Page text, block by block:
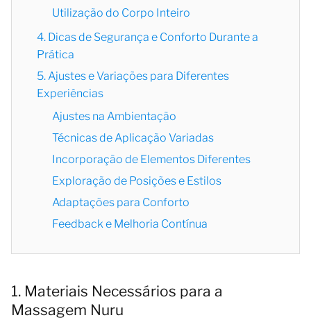
Utilização do Corpo Inteiro
4. Dicas de Segurança e Conforto Durante a
Prática
5. Ajustes e Variações para Diferentes
Experiências
Ajustes na Ambientação
Técnicas de Aplicação Variadas
Incorporação de Elementos Diferentes
Exploração de Posições e Estilos
Adaptações para Conforto
Feedback e Melhoria Contínua
1. Materiais Necessários para a
Massagem Nuru